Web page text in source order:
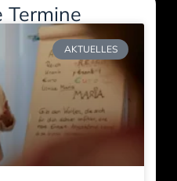
AKTUELLES